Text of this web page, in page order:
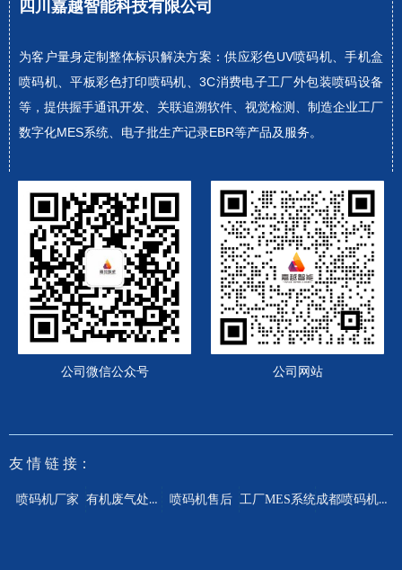
公司微信公众号 公司网站
四川嘉越智能科技有限公司
为客户量身定制整体标识解决方案：供应彩色UV喷码机、手机盒
喷码机、平板彩色打印喷码机、3C消费电子工厂外包装喷码设备
等，提供握手通讯开发、关联追溯软件、视觉检测、制造企业工厂
数字化MES系统、电子批生产记录EBR等产品及服务。
友 情 链 接：
喷码机厂家 有机废气处理设备 喷码机售后 工厂MES系统 成都喷码机厂家